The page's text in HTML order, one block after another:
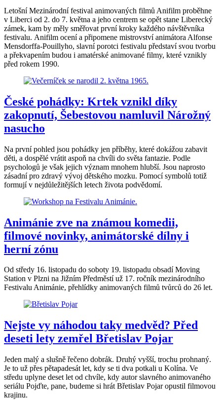
Letošní Mezinárodní festival animovaných filmů Anifilm proběhne
v Liberci od 2. do 7. května a jeho centrem se opět stane Liberecký
zámek, kam by měly směřovat první kroky každého návštěvníka
festivalu. Anifilm ocení a připomene mistrovství animátora Alfonse
Mensdorffa-Pouillyho, slavní porotci festivalu představí svou tvorbu
a překvapením budou i amatérské animované filmy, které vznikly
před rokem 1990.
České pohádky: Krtek vznikl díky
zakopnutí, Šebestovou namluvil Nárožný
nasucho
Na první pohled jsou pohádky jen příběhy, které dokážou zabavit
děti, a dospělé vrátit aspoň na chvíli do světa fantazie. Podle
psychologů je však jejich význam mnohem hlubší. Jsou naprosto
zásadní pro zdravý vývoj dětského mozku. Pomocí symbolů totiž
formují v nejdůležitějších letech života podvědomí.
Animánie zve na známou komedii,
filmové novinky, animátorské dílny i
herní zónu
Od středy 16. listopadu do soboty 19. listopadu obsadí Moving
Station v Plzni na Jižním Předměstí už 17. ročník mezinárodního
Festivalu Animánie, přehlídky animovaných filmů tvůrců do 26 let.
Nejste vy náhodou taky medvěd? Před
deseti lety zemřel Břetislav Pojar
Jeden malý a slušně řečeno dobrák. Druhý vyšší, trochu prohnaný.
Je to už přes pětapadesát let, kdy se ti dva potkali u Kolína. Ve
středu uplyne deset let od chvíle, kdy autor slavného animovaného
seriálu Pojďte, pane, budeme si hrát Břetislav Pojar opustil filmovou
krajinu.